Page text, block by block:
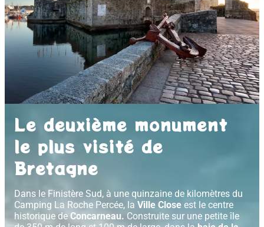
Le deuxième monument
le plus visité de
Bretagne
Dans le Finistère Sud, à une quinzaine de kilomètres du
Camping La Roche Percée, la Ville Close est le centre
historique de Concarneau. Construite sur une petite île